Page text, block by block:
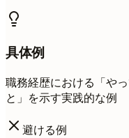
具体例
職務経歴における「や
と」を示す実践的な例
避ける例